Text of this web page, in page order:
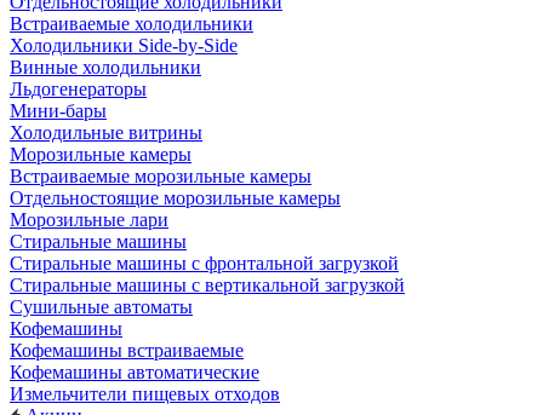
Встраиваемые холодильники
Холодильники Side-by-Side
Винные холодильники
Льдогенераторы
Мини-бары
Холодильные витрины
Морозильные камеры
Встраиваемые морозильные камеры
Отдельностоящие морозильные камеры
Морозильные лари
Стиральные машины
Стиральные машины с фронтальной загрузкой
Стиральные машины с вертикальной загрузкой
Сушильные автоматы
Кофемашины
Кофемашины встраиваемые
Кофемашины автоматические
Измельчители пищевых отходов